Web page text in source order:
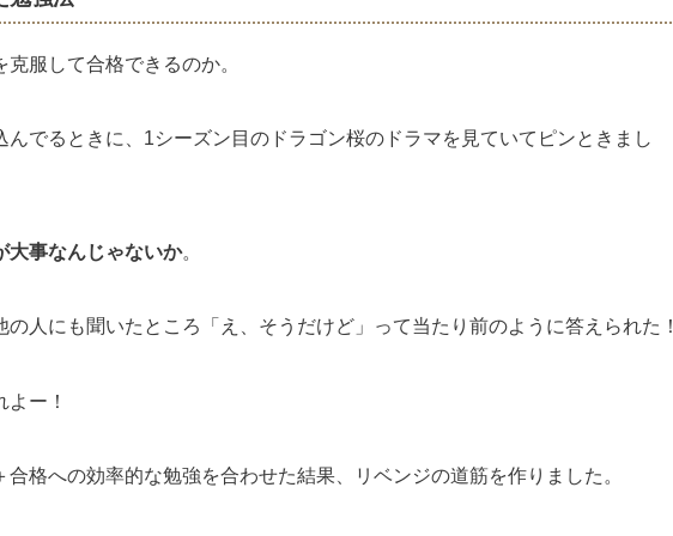
服して合格できるのか。
んでるときに、1シーズン目のドラゴン桜のドラマを見ていてピンときまし
大事なんじゃないか。
の人にも聞いたところ「え、そうだけど」って当たり前のように答えられた！
ー！
格への効率的な勉強を合わせた結果、リベンジの道筋を作りました。